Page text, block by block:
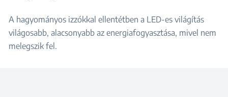
A hagyományos izzókkal ellentétben a LED-es világítás
világosabb, alacsonyabb az energiafogyasztása, mivel nem
melegszik fel.